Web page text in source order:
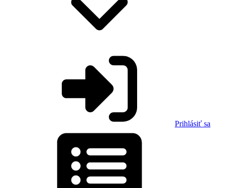
Prihlásiť sa